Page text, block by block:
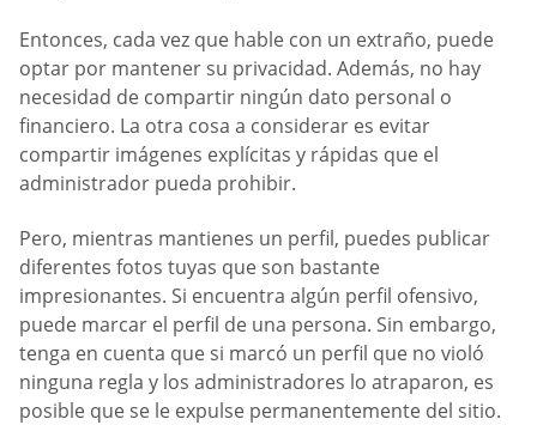
Entonces, cada vez que hable con un extraño, puede
optar por mantener su privacidad. Además, no hay
necesidad de compartir ningún dato personal o
financiero. La otra cosa a considerar es evitar
compartir imágenes explícitas y rápidas que el
administrador pueda prohibir.
Pero, mientras mantienes un perfil, puedes publicar
diferentes fotos tuyas que son bastante
impresionantes. Si encuentra algún perfil ofensivo,
puede marcar el perfil de una persona. Sin embargo,
tenga en cuenta que si marcó un perfil que no violó
ninguna regla y los administradores lo atraparon, es
posible que se le expulse permanentemente del sitio.